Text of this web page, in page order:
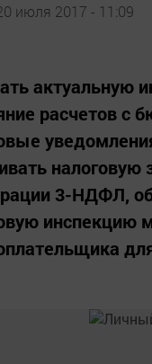
июля 2017 - 11:09
актуальную
расчетов с
налоговую
3-НДФЛ,
инспекцию